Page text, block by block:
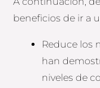
beneficios de ir a
Reduce los
han
niveles de